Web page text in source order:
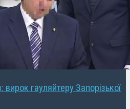
гауляйтеру Запорізької